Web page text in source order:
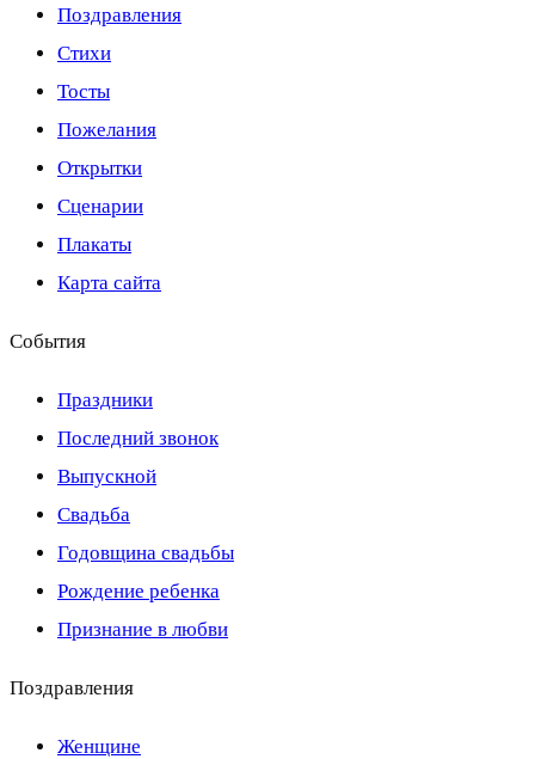
Поздравления
Стихи
Тосты
Пожелания
Открытки
Сценарии
Плакаты
Карта сайта
События
Праздники
Последний звонок
Выпускной
Свадьба
Годовщина свадьбы
Рождение ребенка
Признание в любви
Поздравления
Женщине